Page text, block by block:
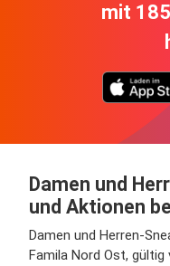
mit
Damen und
und Aktionen
Damen und Herren-
Famila Nord Ost,